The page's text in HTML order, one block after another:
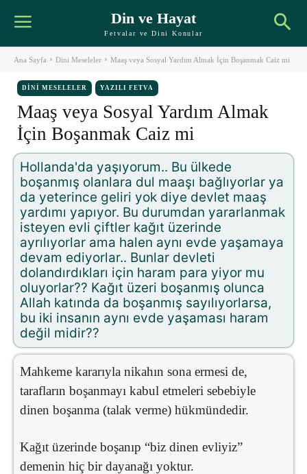
Din ve Hayat
Fetvalar ve Dini Konular
Ana Sayfa Dini Meseleler Maaş veya Sosyal Yardım Almak İçin Boşanmak Caiz mi
DINI MESELELER YAZILI FETVA
Maaş veya Sosyal Yardım Almak
İçin Boşanmak Caiz mi
Hollanda'da yaşıyorum.. Bu ülkede
boşanmış olanlara dul maaşı bağlıyorlar ya
da yeterince geliri yok diye devlet maaş
yardımı yapıyor. Bu durumdan yararlanmak
isteyen evli çiftler kağıt üzerinde
ayrılıyorlar ama halen aynı evde yaşamaya
devam ediyorlar.. Bunlar devleti
dolandırdıkları için haram para yiyor mu
oluyorlar?? Kağıt üzeri boşanmış olunca
Allah katında da boşanmış sayılıyorlarsa,
bu iki insanın aynı evde yaşaması haram
değil midir??
Mahkeme kararıyla nikahın sona ermesi de,
tarafların boşanmayı kabul etmeleri sebebiyle
dinen boşanma (talak verme) hükmündedir.
Kağıt üzerinde boşanıp “biz dinen evliyiz”
demenin hiç bir dayanağı yoktur.